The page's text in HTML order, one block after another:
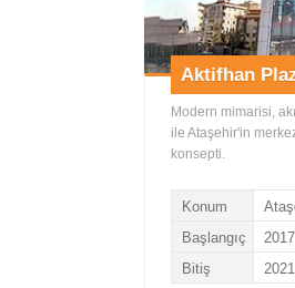
Aktifhan
Modern mimarisi,
ile Ataşehir'in
konsepti.
Konum
Başlangıç
Bitiş